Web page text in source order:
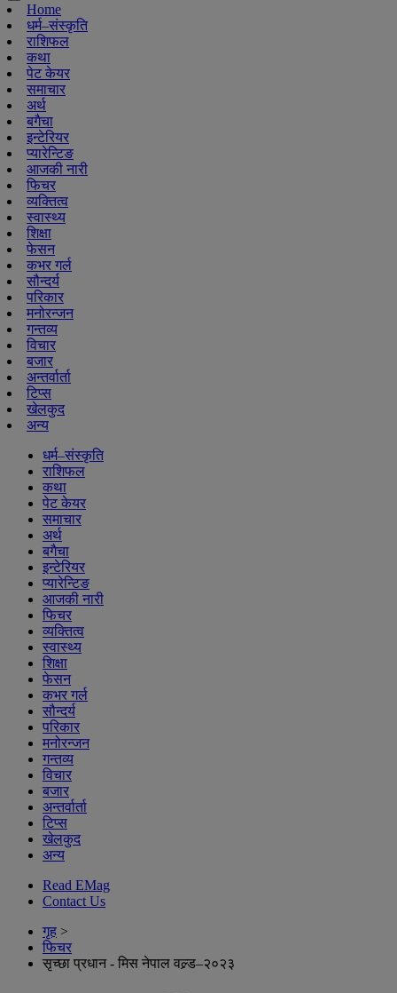
Home
धर्म–संस्कृति
राशिफल
कथा
पेट केयर
समाचार
अर्थ
बगैचा
इन्टेरियर
प्यारेन्टिङ
आजकी नारी
फिचर
व्यक्तित्व
स्वास्थ्य
शिक्षा
फेसन
कभर गर्ल
सौन्दर्य
परिकार
मनोरन्जन
गन्तव्य
विचार
बजार
अन्तर्वार्ता
टिप्स
खेलकुद
अन्य
धर्म–संस्कृति
राशिफल
कथा
पेट केयर
समाचार
अर्थ
बगैचा
इन्टेरियर
प्यारेन्टिङ
आजकी नारी
फिचर
व्यक्तित्व
स्वास्थ्य
शिक्षा
फेसन
कभर गर्ल
सौन्दर्य
परिकार
मनोरन्जन
गन्तव्य
विचार
बजार
अन्तर्वार्ता
टिप्स
खेलकुद
अन्य
Read EMag
Contact Us
गृह >
फिचर
सृच्छा प्रधान - मिस नेपाल वल्र्ड–२०२३